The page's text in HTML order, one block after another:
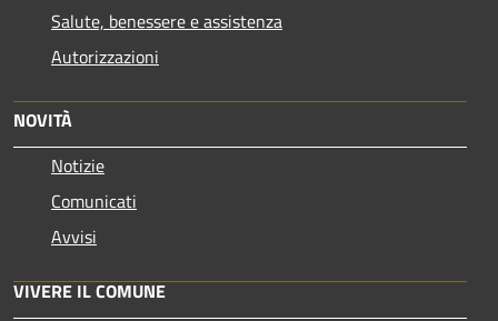
Salute, benessere e assistenza
Autorizzazioni
NOVITÀ
Notizie
Comunicati
Avvisi
VIVERE IL COMUNE